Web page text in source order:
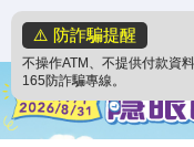
⚠️ 防詐騙提醒
不操作ATM、不提供付款資
165防詐騙專線。